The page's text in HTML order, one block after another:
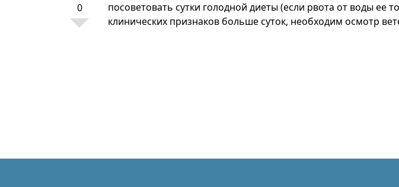
0
посоветовать сутки голодной диеты (если рвота от воды
клинических признаков больше суток, необходим осмотр